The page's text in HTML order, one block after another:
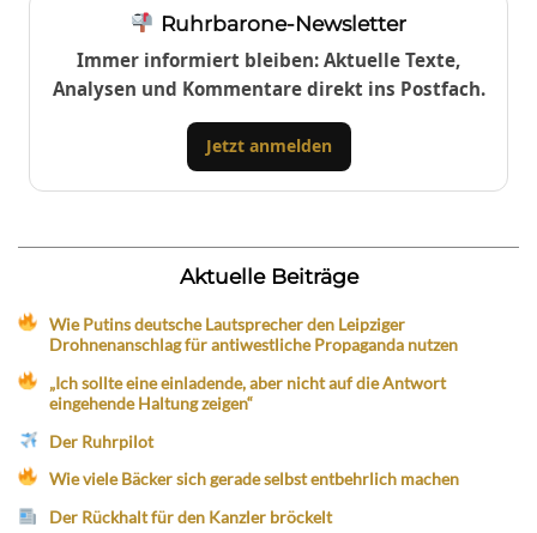
Ruhrbarone-Newsletter
Immer informiert bleiben: Aktuelle Texte,
Analysen und Kommentare direkt ins Postfach.
Jetzt anmelden
Aktuelle Beiträge
Wie Putins deutsche Lautsprecher den Leipziger
Drohnenanschlag für antiwestliche Propaganda nutzen
„Ich sollte eine einladende, aber nicht auf die Antwort
eingehende Haltung zeigen“
Der Ruhrpilot
Wie viele Bäcker sich gerade selbst entbehrlich machen
Der Rückhalt für den Kanzler bröckelt